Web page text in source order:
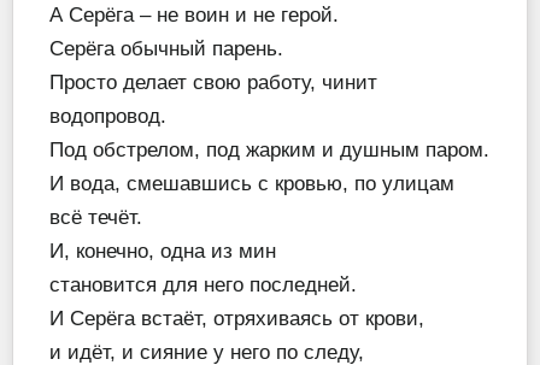
А Серёга – не воин и не герой.
Серёга обычный парень.
Просто делает свою работу, чинит
водопровод.
Под обстрелом, под жарким и душным паром.
И вода, смешавшись с кровью, по улицам
всё течёт.
И, конечно, одна из мин
становится для него последней.
И Серёга встаёт, отряхиваясь от крови,
и идёт, и сияние у него по следу,